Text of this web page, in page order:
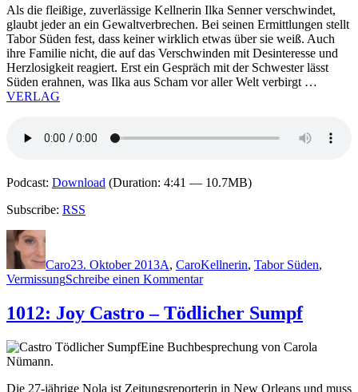
zum
Sterben
Als die fleißige, zuverlässige Kellnerin Ilka Senner verschwindet,
glaubt jeder an ein Gewaltverbrechen. Bei seinen Ermittlungen stellt
Tabor Süden fest, dass keiner wirklich etwas über sie weiß. Auch
ihre Familie nicht, die auf das Verschwinden mit Desinteresse und
Herzlosigkeit reagiert. Erst ein Gespräch mit der Schwester lässt
Süden erahnen, was Ilka aus Scham vor aller Welt verbirgt …
VERLAG
Podcast: Download (Duration: 4:41 — 10.7MB)
Subscribe: RSS
Autor
Caro23. Oktober 2013A, CaroKellnerin, Tabor Süden,
VermissungSchreibe einen Kommentarzu
Friedrich
Ani
Süden
1012: Joy Castro – Tödlicher Sumpf
Eine Buchbesprechung von Carola
Nümann.
Die 27-jährige Nola ist Zeitungsreporterin in New Orleans und muss